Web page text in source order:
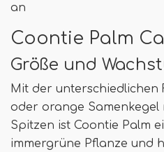
an
Coontie Palm
Größe und
Mit der unterschiedlichen
oder orange Samenkegel
Spitzen ist Coontie Palm
immergrüne Pflanze und